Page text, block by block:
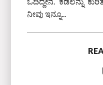
ನೀವು ಇನ್ನೂ...